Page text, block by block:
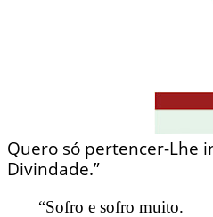
Quero só pertencer-Lhe
Divindade.”
“Sofro e sofro muito.